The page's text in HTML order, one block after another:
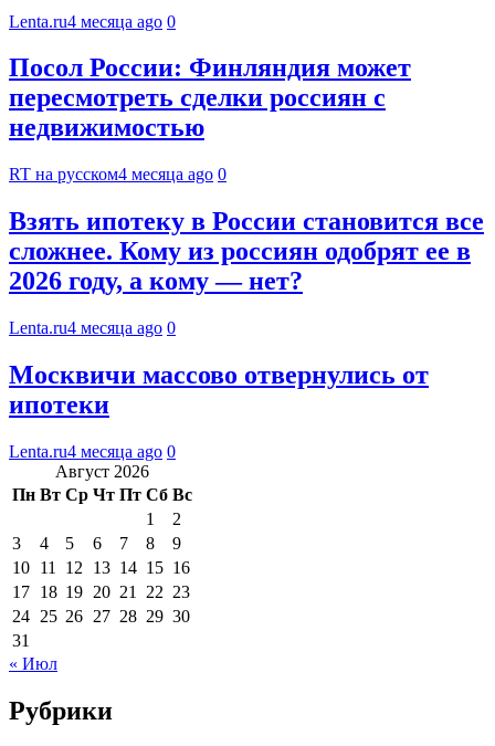
Lenta.ru4 месяца ago 0
Посол России: Финляндия может
пересмотреть сделки россиян с
недвижимостью
RT на русском4 месяца ago 0
Взять ипотеку в России становится все
сложнее. Кому из россиян одобрят ее в
2026 году, а кому — нет?
Lenta.ru4 месяца ago 0
Москвичи массово отвернулись от
ипотеки
Lenta.ru4 месяца ago 0
Август 2026
Пн Вт Ср Чт Пт Сб Вс
1
2
3
4 5 6 7 8
9
10 11 12 13 14 15 16
17 18 19 20 21 22 23
24 25 26 27 28 29 30
31
« Июл
Рубрики